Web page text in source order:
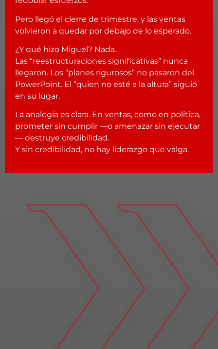
Pero llegó el cierre de trimestre, y las ventas
volvieron a quedar por debajo de lo esperado.
¿Y qué hizo Miguel? Nada.
Las “reestructuraciones significativas” nunca
llegaron. Los “planes rigurosos” no pasaron del
PowerPoint. El “quien no esté a la altura” siguió
en su lugar.
La analogía es clara. En ventas, como en política,
prometer sin cumplir —o amenazar sin ejecutar
— destruye credibilidad.
Y sin credibilidad, no hay liderazgo que valga.